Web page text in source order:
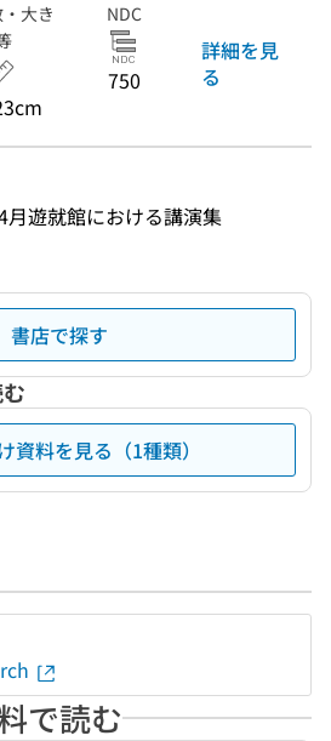
大き
NDC
750
詳細を見
る
遊就館における講演集
書店で探す
資料を見る（1種類）
で読む